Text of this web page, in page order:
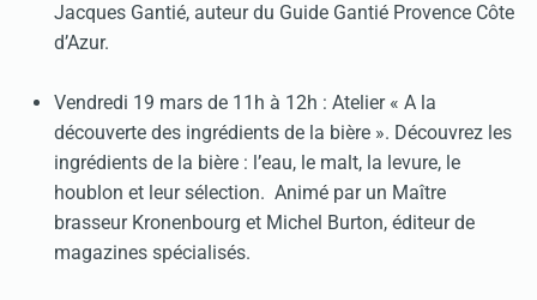
Jacques Gantié, auteur du Guide Gantié Provence Côte
d’Azur.
Vendredi 19 mars de 11h à 12h : Atelier « A la
découverte des ingrédients de la bière ». Découvrez les
ingrédients de la bière : l’eau, le malt, la levure, le
houblon et leur sélection. Animé par un Maître
brasseur Kronenbourg et Michel Burton, éditeur de
magazines spécialisés.